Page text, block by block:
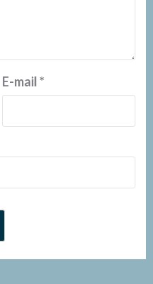
E-mail*